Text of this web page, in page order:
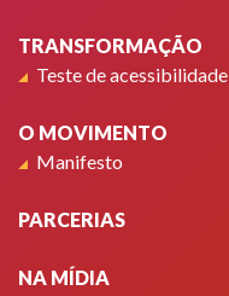
TRANSFORMAÇÃO
Teste de acessibilidade
O MOVIMENTO
Manifesto
PARCERIAS
NA MÍDIA